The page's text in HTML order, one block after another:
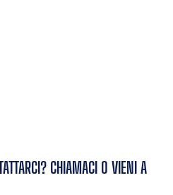
CHIAMACI O VIENI A